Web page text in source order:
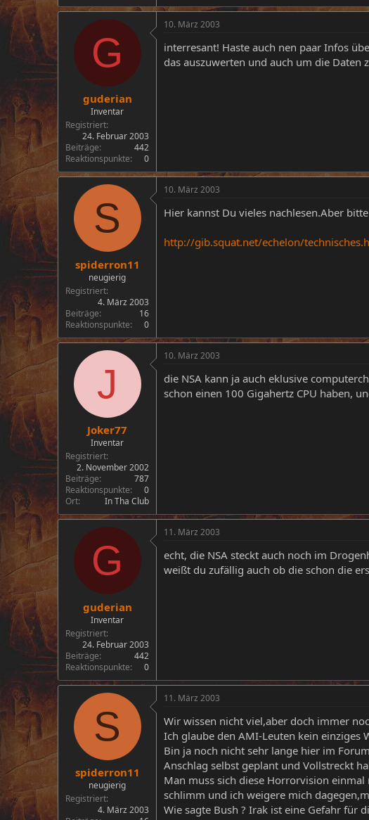
G
guderian
Inventar
Registriert
24. Februar 2003
Beiträge
442
Reaktionspunkte
0
10. März 2003
interresant! Haste auch nen paar Infos
das auszuwerten und auch um die Daten
S
spiderron11
neugierig
Registriert
4. März 2003
Beiträge
16
Reaktionspunkte
0
10. März 2003
Hier kannst Du vieles nachlesen.Aber
http://gib.squat.net/echelon/
J
Joker77
Inventar
Registriert
2. November 2002
Beiträge
787
Reaktionspunkte
0
Ort
In Tha Club
10. März 2003
die NSA kann ja auch eklusive
schon einen 100 Gigahertz CPU haben,
G
guderian
Inventar
Registriert
24. Februar 2003
Beiträge
442
Reaktionspunkte
0
11. März 2003
echt, die NSA steckt auch noch im
weißt du zufällig auch ob die schon die
S
spiderron11
neugierig
Registriert
4. März 2003
11. März 2003
Wir wissen nicht viel,aber doch immer
Ich glaube den AMI-Leuten kein einziges
Bin ja noch nicht sehr lange hier im
Anschlag selbst geplant und Vollstreckt
Man muss sich diese Horrorvision
schlimm und ich weigere mich
Wie sagte Bush ? Irak ist eine Gefahr für